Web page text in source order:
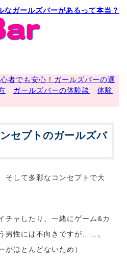
なガールズバーがあるって本当？
者でも安心！ガールズバーの選
ガールズバーの体験談
体験
セプトのガールズバ
そして多彩なコンセプトで大
チャしたり、一緒にゲーム&カ
男性には不向きですが……。
がほとんどないため）